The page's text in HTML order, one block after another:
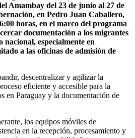
Amambay del 23 de junio al 27 de
en Pedro Juan Caballero,
horas, en el marco del programa
documentación a los migrantes
especialmente en
a las oficinas de admisión de
descentralizar y agilizar la
eficiente y accesible para la
en Paraguay y la documentación de
los equipos móviles de
en la recepción, procesamiento y